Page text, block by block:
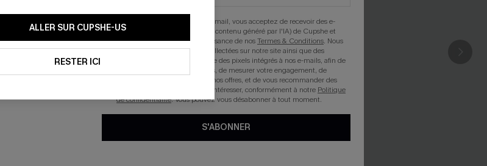
ALLER SUR CUPSHE-US
RESTER ICI
En soumettant votre adresse e-mail, vous acceptez de recevoir des e-
mails marketing (y compris du contenu généré par l'IA) de Cupshe et
reconnaissez avoir pris connaissance de nosTermes & Conditions. Nous
pouvons utiliser les données collectées sur notre site ainsi que des
technologies de suivi, telles que des pixels intégrés à nos e-mails, afin de
savoir si ceux-ci ont été ouverts, de mesurer votre engagement, de
personnaliser nos contenus et nos offres, et de vous recommander des
produits susceptibles de vous intéresser, conformément à notre Politique
de confidentialité. Vous pouvez vous désabonner à tout moment.
S'ABONNER